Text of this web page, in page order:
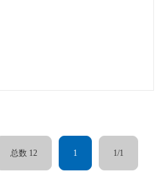
总数 12 1 1/1